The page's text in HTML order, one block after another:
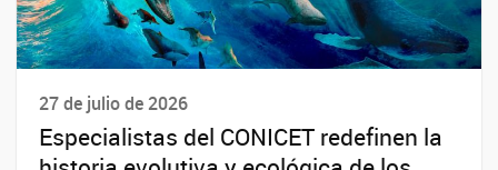
27 de julio de 2026
Especialistas del CONICET redefinen la